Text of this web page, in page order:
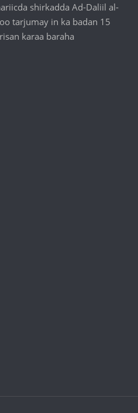
shirkadda Ad-Daliil al-
tarjumay in ka badan 15
karaa baraha